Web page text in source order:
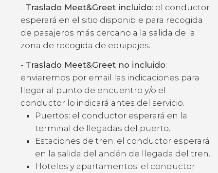
- Traslado Meet&Greet incluido: el conductor
esperará en el sitio disponible para recogida
de pasajeros más cercano a la salida de la
zona de recogida de equipajes.
- Traslado Meet&Greet no incluido:
enviaremos por email las indicaciones para
llegar al punto de encuentro y/o el
conductor lo indicará antes del servicio.
Puertos: el conductor esperará en la
terminal de llegadas del puerto.
Estaciones de tren: el conductor esperará
en la salida del andén de llegada del tren.
Hoteles y apartamentos: el conductor